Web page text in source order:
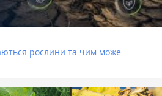
рослини та чим може